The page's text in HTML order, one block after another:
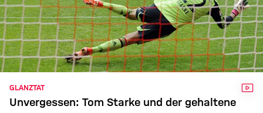
GLANZTAT
Unvergessen: Tom Starke und der gehaltene